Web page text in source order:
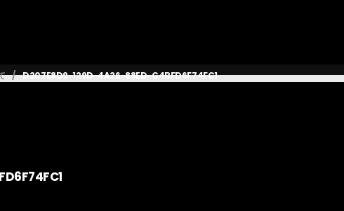
/ D207E8D9-129D-4A26-88ED-C4BFD6F74FC1